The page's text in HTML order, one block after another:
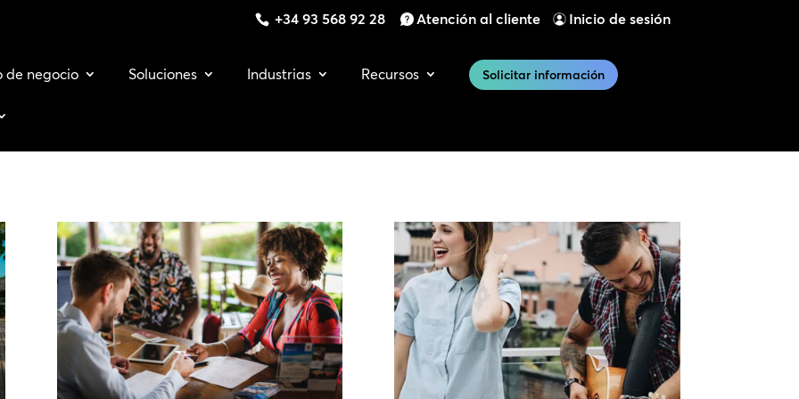
+34 93 568 92 28 Atención al cliente Inicio de sesión
de negocio Soluciones Industrias Recursos Solicitar información